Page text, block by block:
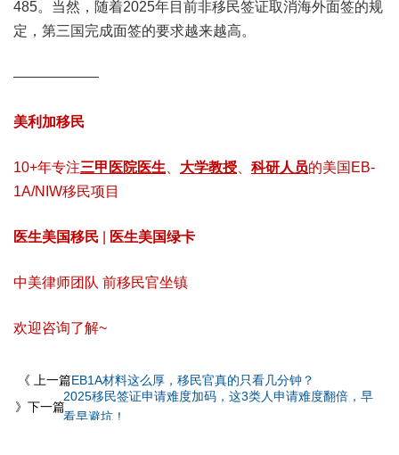
485。当然，随着2025年目前非移民签证取消海外面签的规
定，第三国完成面签的要求越来越高。
——————
美利加移民
10+年专注三甲医院医生 大学教授 科研人员的美国EB-
1A/NIW移民项目
医生美国移民 医生美国绿卡
中美律师团队 前移民官坐镇
欢迎咨询了解~
《 上一篇EB1A材料这么厚，移民官真的只看几分钟？
》下一篇
2025移民签证申请难度加码，这3类人申请难度翻倍，早
看早避坑！